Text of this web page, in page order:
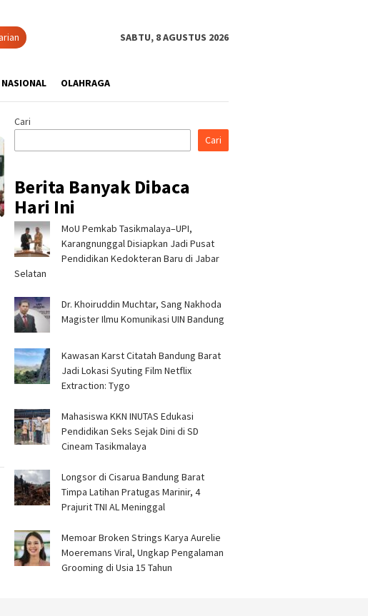
SABTU, 8 AGUSTUS 2026
NASIONAL OLAHRAGA
Silaturahmi ke Ponpes Baitul
Hikmah, Kapolres
Tasikmalaya Minta Dukungan
Ulama Jaga Keamanan
Pertamina Patra Niaga, PLN
Nusantara Power UP
Rembang, dan Rumah Zakat
Cari
Cari
Berita Banyak Dibaca
Hari Ini
MoU Pemkab Tasikmalaya–UPI,
Karangnunggal Disiapkan Jadi Pusat
Pendidikan Kedokteran Baru di Jabar
Selatan
Dr. Khoiruddin Muchtar, Sang Nakhoda
Magister Ilmu Komunikasi UIN Bandung
Kawasan Karst Citatah Bandung Barat
Jadi Lokasi Syuting Film Netflix
Extraction: Tygo
Mahasiswa KKN INUTAS Edukasi
Pendidikan Seks Sejak Dini di SD
Cineam Tasikmalaya
Longsor di Cisarua Bandung Barat
Timpa Latihan Pra­tugas Marinir, 4
Prajurit TNI AL Meninggal
Memoar Broken Strings Karya Aurelie
Moeremans Viral, Ungkap Pengalaman
Grooming di Usia 15 Tahun